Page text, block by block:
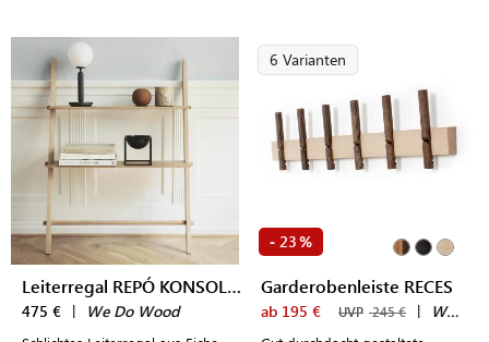
Leiterregal REPÓ KONSOLBORD
475 € | We Do Wood
6 Varianten
- 23 %
Garderobenleiste RECES
ab 195 € UVP 245 € | We Do Wood